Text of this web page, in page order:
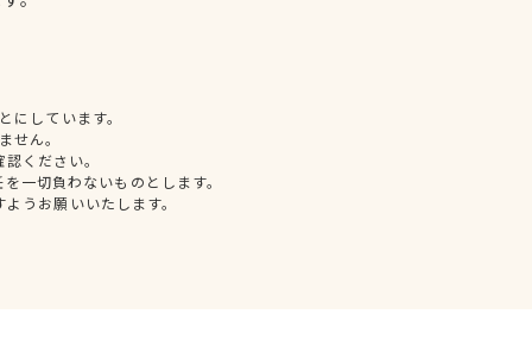
しています。
せん。
ください。
一切負わないものとします。
うお願いいたします。